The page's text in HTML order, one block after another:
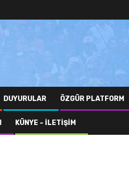
DUYURULAR ÖZGÜR PLATFORM
KÜNYE – İLETIŞIM